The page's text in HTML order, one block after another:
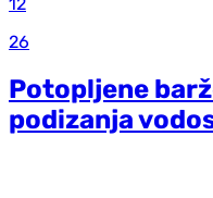
26
Potopljene
podizanja